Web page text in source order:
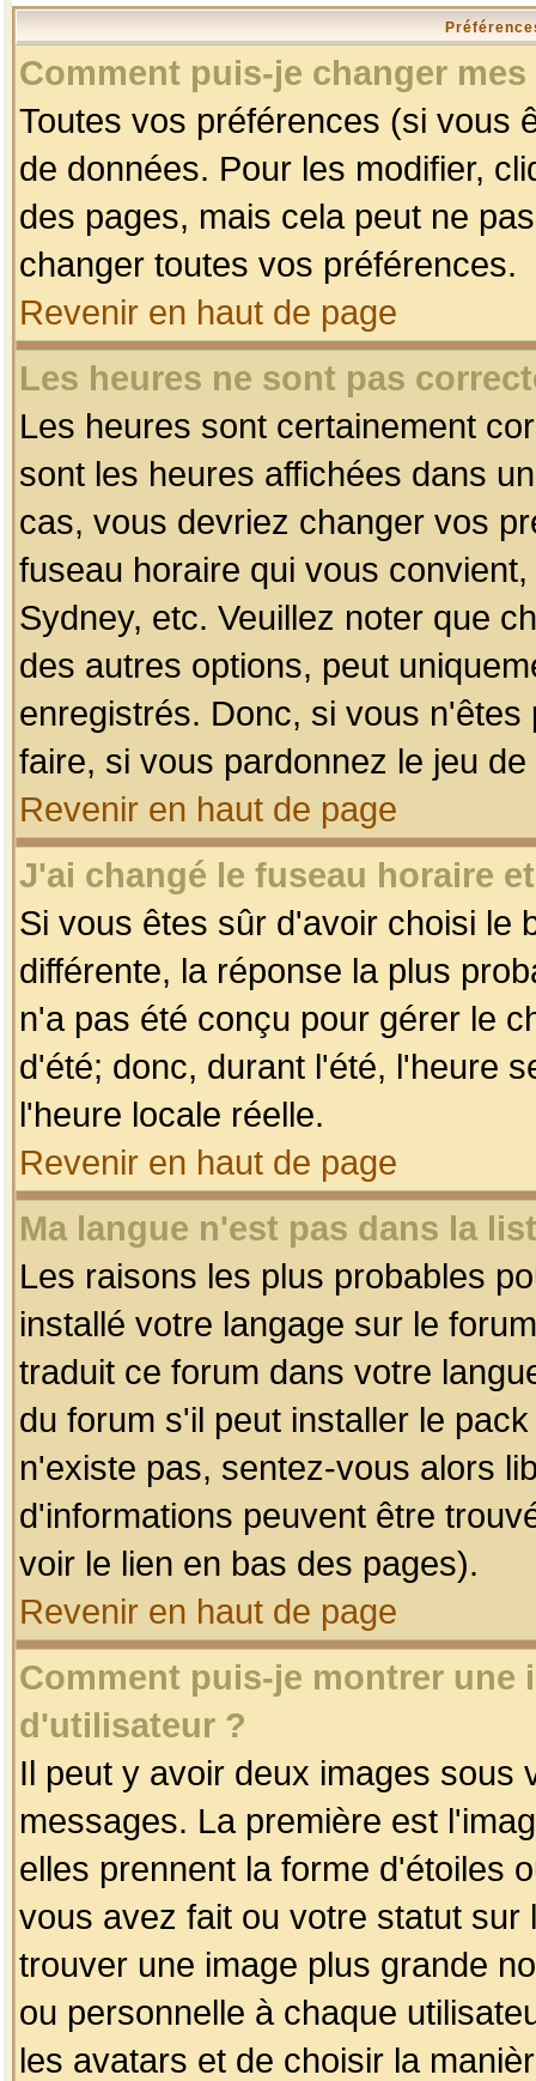
Comment puis-je changer
Toutes vos préférences (si vous
de données. Pour les modifier,
des pages, mais cela peut ne
changer toutes vos préférences.
Revenir en haut de page
Les heures ne sont pas
Les heures sont certainement
sont les heures affichées dans
cas, vous devriez changer vos
fuseau horaire qui vous
Sydney, etc. Veuillez noter que
des autres options, peut
enregistrés. Donc, si vous
faire, si vous pardonnez le jeu
Revenir en haut de page
J'ai changé le fuseau horaire
Si vous êtes sûr d'avoir choisi le
différente, la réponse la plus
n'a pas été conçu pour gérer le
d'été; donc, durant l'été, l'heure
l'heure locale réelle.
Revenir en haut de page
Ma langue n'est pas dans la
Les raisons les plus probables
installé votre langage sur le
traduit ce forum dans votre
du forum s'il peut installer le
n'existe pas, sentez-vous alors
d'informations peuvent être
voir le lien en bas des pages).
Revenir en haut de page
Comment puis-je montrer une
d'utilisateur ?
Il peut y avoir deux images sous
messages. La première est
elles prennent la forme d'étoiles
vous avez fait ou votre statut
trouver une image plus grande
ou personnelle à chaque
les avatars et de choisir la